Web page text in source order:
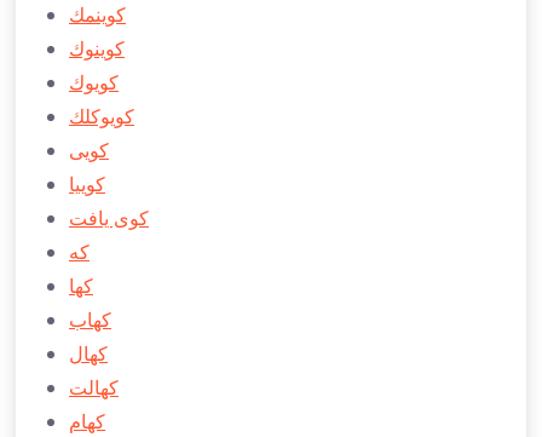
كوينمك
كوينوك
كويوك
كويوكلك
كویی
كوییا
كوی يافت
كه
كها
كهاب
كهال
كهالت
كهام